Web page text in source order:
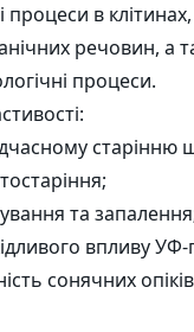
процеси в
речовин, а
процеси.
старінню
та
впливу УФ-
сонячних